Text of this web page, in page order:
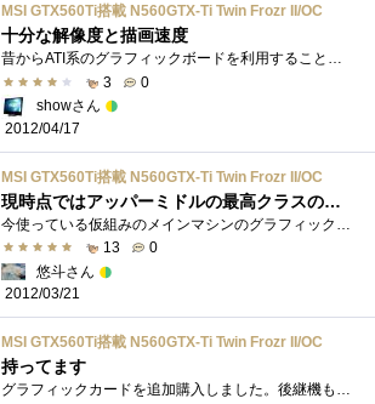
MSI GTX560Ti搭載 N560GTX-Ti Twin Frozr II/OC
十分な解像度と描画速度
昔からATI系のグラフィックボードを利用することが多かったのですが、購入店舗のスタッフから薦められて購入しました。標準で1920*1080で使用し�...
3
0
showさん
2012/04/17
MSI GTX560Ti搭載 N560GTX-Ti Twin Frozr II/OC
現時点ではアッパーミドルの最高クラスの一品
13
0
悠斗さん
2012/03/21
MSI GTX560Ti搭載 N560GTX-Ti Twin Frozr II/OC
持ってます
グラフィックカードを追加購入しました。後継機もでているのですが、数千円安いのでこちらにしました。GPUGeForceGTX560Tiコアクロック880MHzメモリ�...